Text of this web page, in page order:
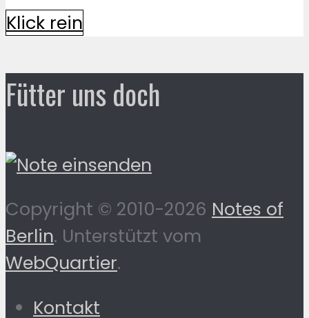
Klick rein
Fütter uns doch
Copyright © 2010-2026 Notes of
Berlin. Unterstützt vom
WebQuartier.
Kontakt